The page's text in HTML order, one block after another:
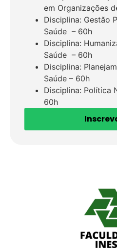
em Organizações
Disciplina: Gestão
Saúde – 60h
Disciplina:
Saúde – 60h
Disciplina:
Saúde – 60h
Disciplina: Política
60h